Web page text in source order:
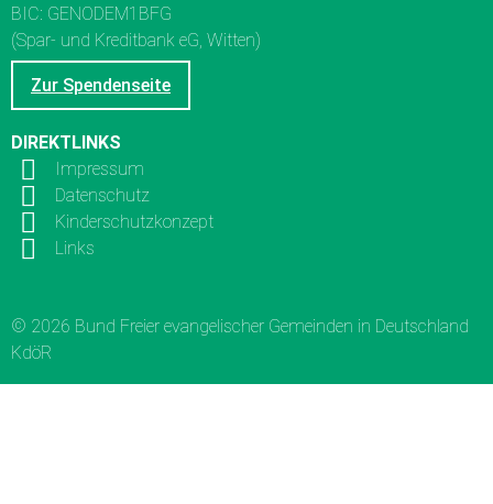
BIC: GENODEM1BFG
(Spar- und Kreditbank eG, Witten)
Zur Spendenseite
DIREKTLINKS
Impressum
Datenschutz
Kinderschutzkonzept
Links
© 2026 Bund Freier evangelischer Gemeinden in Deutschland
KdöR